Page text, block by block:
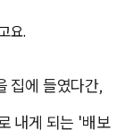
요.
집에 들였다간,
내게 되는 '배보